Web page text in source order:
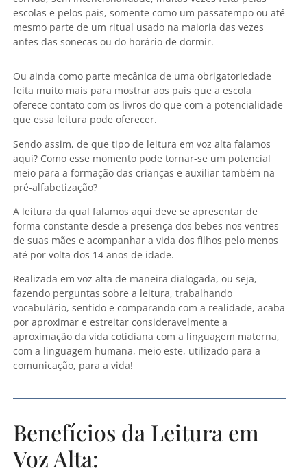
escolas e pelos pais, somente como um passatempo ou até
mesmo parte de um ritual usado na maioria das vezes
antes das sonecas ou do horário de dormir.
Ou ainda como parte mecânica de uma obrigatoriedade
feita muito mais para mostrar aos pais que a escola
oferece contato com os livros do que com a potencialidade
que essa leitura pode oferecer.
Sendo assim, de que tipo de leitura em voz alta falamos
aqui? Como esse momento pode tornar-se um potencial
meio para a formação das crianças e auxiliar também na
pré-alfabetização?
A leitura da qual falamos aqui deve se apresentar de
forma constante desde a presença dos bebes nos ventres
de suas mães e acompanhar a vida dos filhos pelo menos
até por volta dos 14 anos de idade.
Realizada em voz alta de maneira dialogada, ou seja,
fazendo perguntas sobre a leitura, trabalhando
vocabulário, sentido e comparando com a realidade, acaba
por aproximar e estreitar consideravelmente a
aproximação da vida cotidiana com a linguagem materna,
com a linguagem humana, meio este, utilizado para a
comunicação, para a vida!
Benefícios da Leitura em
Voz Alta: